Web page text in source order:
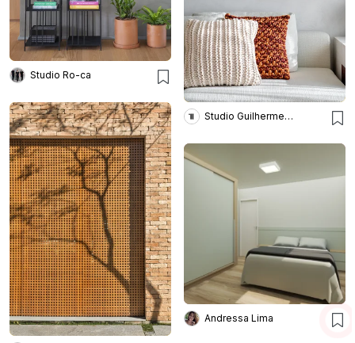
Studio Ro-ca
Studio Guilherme Garcia
Andressa Lima